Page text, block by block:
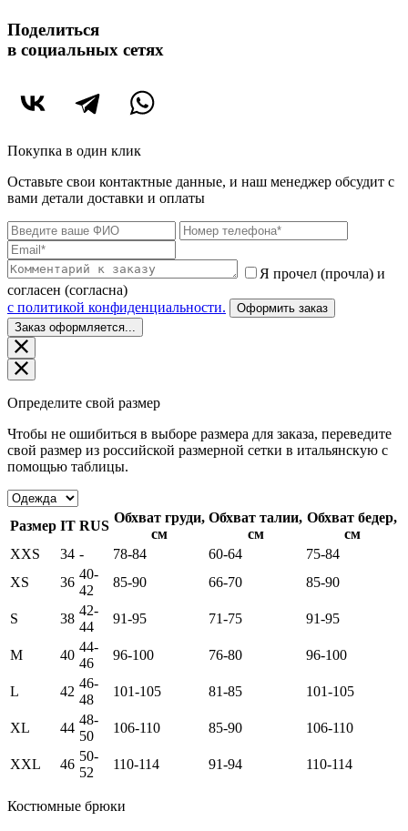
Поделиться
в социальных сетях
Покупка в один клик
Оставьте свои контактные данные, и наш менеджер обсудит с
вами детали доставки и оплаты
Я прочел (прочла) и
согласен (согласна)
c политикой конфиденциальности.
Оформить заказ
Заказ оформляется...
Определите свой размер
Чтобы не ошибиться в выборе размера для заказа, переведите
свой размер из российской размерной сетки в итальянскую с
помощью таблицы.
Размер IT RUS
Обхват груди,
см
Обхват талии,
см
Обхват бедер,
см
XXS
34 - 78-84 60-64
75-84
XS
36
40-
42
85-90 66-70 85-90
S 38
42-
44
91-95 71-75 91-95
M 40
44-
46
96-100 76-80 96-100
L 42
46-
48
101-105 81-85 101-105
XL 44
48-
50
106-110 85-90 106-110
XXL 46
50-
52
110-114 91-94 110-114
Костюмные брюки